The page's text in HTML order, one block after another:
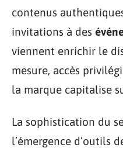
contenus
invitations à des
viennent enrichir le
mesure, accès
la marque capitalise
La sophistication du
l’émergence d’outils